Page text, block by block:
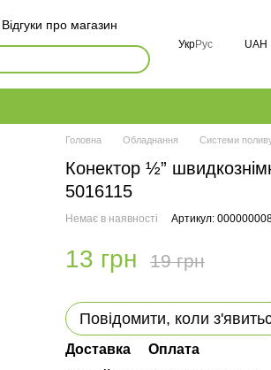
Відгуки про магазин
УкрРус UAH
Головна Обладнання Системи
Конектор ½”
5016115
Немає в наявності Артикул:
13 грн 19 грн
Повідомити, коли
Доставка
Оплата